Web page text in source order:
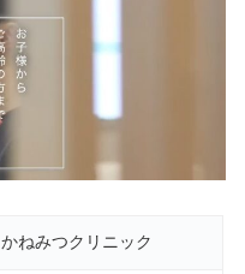
かねみつクリニック